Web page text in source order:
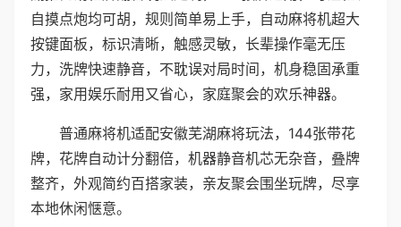
自摸点炮均可胡，规则简单易上手，自动麻将机超大
按键面板，标识清晰，触感灵敏，长辈操作毫无压
力，洗牌快速静音，不耽误对局时间，机身稳固承重
强，家用娱乐耐用又省心，家庭聚会的欢乐神器。
普通麻将机适配安徽芜湖麻将玩法，144张带花
牌，花牌自动计分翻倍，机器静音机芯无杂音，叠牌
整齐，外观简约百搭家装，亲友聚会围坐玩牌，尽享
本地休闲惬意。